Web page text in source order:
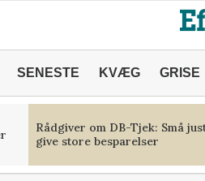
SENESTE KVÆG GRISE
Rådgiver om DB-Tjek: Små
give store besparelser